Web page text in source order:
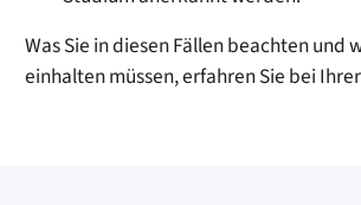
Was Sie in diesen Fällen beachten und
einhalten müssen, erfahren Sie bei